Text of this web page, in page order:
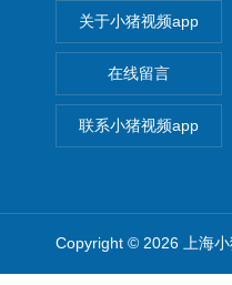
关于小猪视频app
在线留言
联系小猪视频app
Copyright © 2026 上海